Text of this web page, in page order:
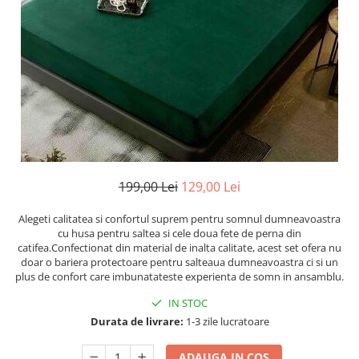
Cearceaf cu elastic
Cearceaf normal
Lenjerii De Pat Creponate
Lenjerii De Pat Bumbac Poplin 2
Persoane
Lenjerii De Pat Bumbac Poplin,
Matlasate, 2 Persoane
Lenjerii De Pat Bumbac Satinat 2
Lenjerii De Pat Volanase
Lenjerii De Pat, Finet Premium 3D,
2 Persoane
Lenjerii De Pat Jacquard
Lenjerii De Pat Catifea
Artificiala De Iepure, 6 Piese, 2
199,00 Lei 129,00 Lei
Alegeti calitatea si confortul suprem pentru somnul dumneavoastra
cu husa pentru saltea si cele doua fete de perna din
catifea.Confectionat din material de inalta calitate, acest set ofera nu
doar o bariera protectoare pentru salteaua dumneavoastra ci si un
plus de confort care imbunatateste experienta de somn in ansamblu.
IN STOC
Durata de livrare: 1-3 zile lucratoare